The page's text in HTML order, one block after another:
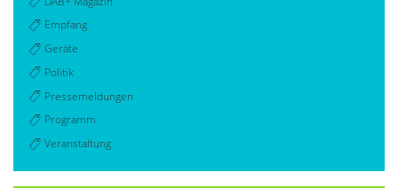
Empfang
Geräte
Politik
Pressemeldungen
Programm
Veranstaltung